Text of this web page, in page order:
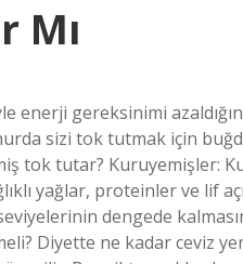
Mı
enerji gereksinimi
sizi tok tutmak için
tok tutar? Kuruyemişler:
yağlar, proteinler ve lif
dengede
Diyette ne kadar ceviz